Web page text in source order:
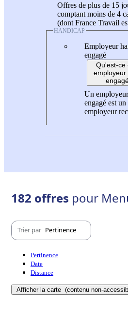
Offres de plus de 15
comptant moins de 4
(dont France Travail
HANDICAP
Employeur
engagé
Qu'est-ce
employeur
Un
engagé est un
employeur
182 offres pour
Trier par Pertinence
Pertinence
Date
Distance
Afficher la carte (contenu non-